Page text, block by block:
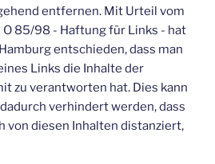
entfernen. Mit Urteil vom
O 85/98 - Haftung für Links - hat
entschieden, dass man
Links die Inhalte der
zu verantworten hat. Dies kann
verhindert werden, dass
von diesen Inhalten distanziert,